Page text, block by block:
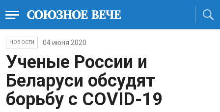
НОВОСТИ 04 июня 2020
Ученые России и
Беларуси обсудят
борьбу с COVID-19